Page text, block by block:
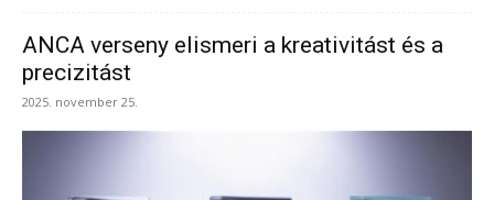
ANCA verseny elismeri a kreativitást és a
precizitást
2025. november 25.